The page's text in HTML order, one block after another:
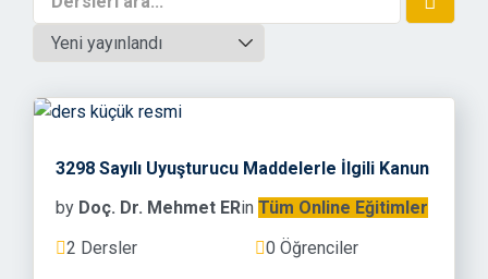
3298 Sayılı Uyuşturucu Maddelerle İlgili Kanun
by Doç. Dr. Mehmet ERin Tüm Online Eğitimler
2 Dersler
0 Öğrenciler